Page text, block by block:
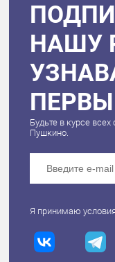
НАШУ
Будьте в курсе
Пушкино.
Я принимаю условия